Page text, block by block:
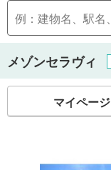
メゾンセラヴィ
マイページ